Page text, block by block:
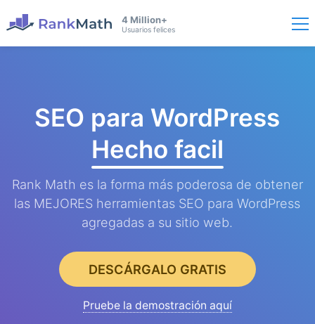
4 Million+
Usuarios felices
SEO para WordPress
Hecho facil
Rank Math es la forma más poderosa de obtener
las MEJORES herramientas SEO para WordPress
agregadas a su sitio web.
DESCÁRGALO GRATIS
Pruebe la demostración aquí